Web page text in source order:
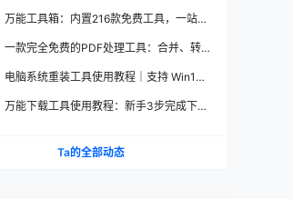
万能工具箱：内置216款免费工具，一站式
一款完全免费的PDF处理工具：合并、转
电脑系统重装工具使用教程｜支持 Win10 /
万能下载工具使用教程：新手3步完成下
Ta的全部动态